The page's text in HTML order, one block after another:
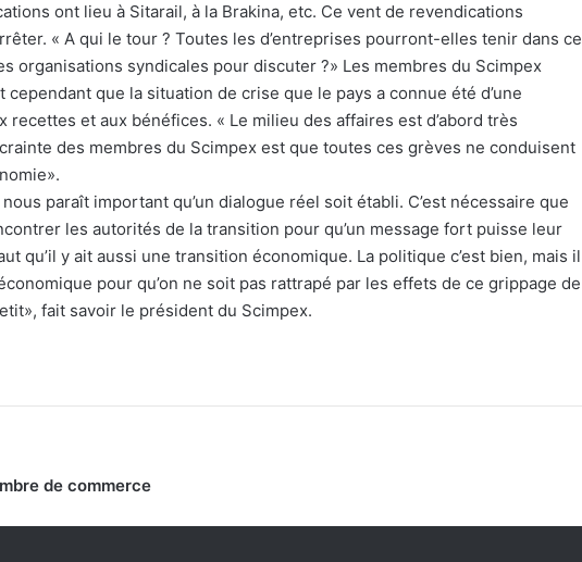
ont lieu à Sitarail, à la Brakina, etc. Ce vent de revendications
« A qui le tour ? Toutes les d’entreprises pourront-elles tenir dans ce
organisations syndicales pour discuter ?» Les membres du Scimpex
que la situation de crise que le pays a connue été d’une
et aux bénéfices. « Le milieu des affaires est d’abord très
des membres du Scimpex est que toutes ces grèves ne conduisent
paraît important qu’un dialogue réel soit établi. C’est nécessaire que
les autorités de la transition pour qu’un message fort puisse leur
qu’il y ait aussi une transition économique. La politique c’est bien, mais il
pour qu’on ne soit pas rattrapé par les effets de ce grippage de
fait savoir le président du Scimpex.
de commerce